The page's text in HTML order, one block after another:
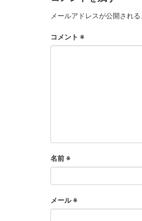
メールアドレスが公開される
コメント ※
名前 ※
メール※